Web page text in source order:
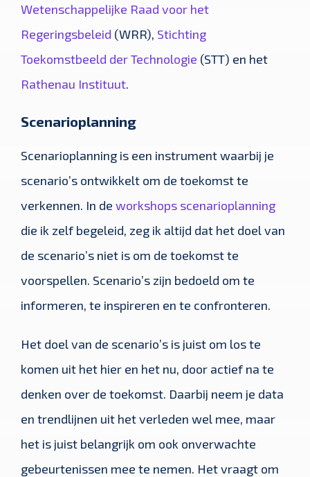
Wetenschappelijke Raad voor het
Regeringsbeleid (WRR), Stichting
Toekomstbeeld der Technologie (STT) en het
Rathenau Instituut.
Scenarioplanning
Scenarioplanning is een instrument waarbij je
scenario’s ontwikkelt om de toekomst te
verkennen. In de workshops scenarioplanning
die ik zelf begeleid, zeg ik altijd dat het doel van
de scenario’s niet is om de toekomst te
voorspellen. Scenario’s zijn bedoeld om te
informeren, te inspireren en te confronteren.
Het doel van de scenario’s is juist om los te
komen uit het hier en het nu, door actief na te
denken over de toekomst. Daarbij neem je data
en trendlijnen uit het verleden wel mee, maar
het is juist belangrijk om ook onverwachte
gebeurtenissen mee te nemen. Het vraagt om